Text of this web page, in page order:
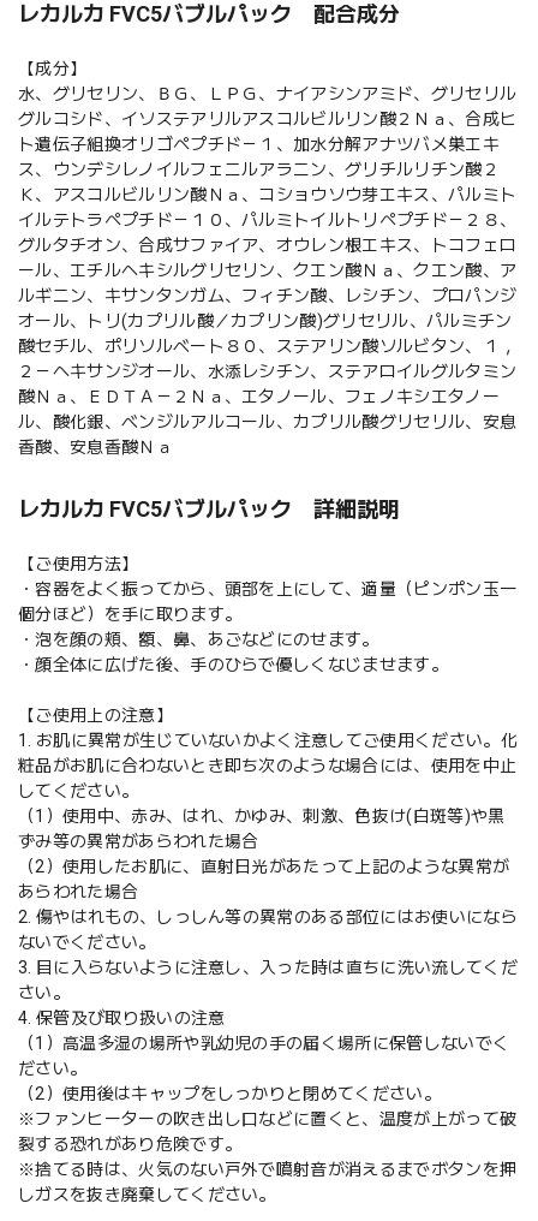
レカルカ FVC5バブルパック 配合成分
【成分】
水、グリセリン、ＢＧ、ＬＰＧ、ナイアシンアミド、グリセリル
グルコシド、イソステアリルアスコルビルリン酸２Ｎａ、合成ヒ
ト遺伝子組換オリゴペプチド－１、加水分解アナツバメ巣エキ
ス、ウンデシレノイルフェニルアラニン、グリチルリチン酸２
Ｋ、アスコルビルリン酸Ｎａ、コショウソウ芽エキス、パルミト
イルテトラペプチド－１０、パルミトイルトリペプチド－２８、
グルタチオン、合成サファイア、オウレン根エキス、トコフェロ
ール、エチルヘキシルグリセリン、クエン酸Ｎａ、クエン酸、ア
ルギニン、キサンタンガム、フィチン酸、レシチン、プロパンジ
オール、トリ(カプリル酸／カプリン酸)グリセリル、パルミチン
酸セチル、ポリソルベート８０、ステアリン酸ソルビタン、１，
２－ヘキサンジオール、水添レシチン、ステアロイルグルタミン
酸Ｎａ、ＥＤＴＡ－２Ｎａ、エタノール、フェノキシエタノー
ル、酸化銀、ベンジルアルコール、カプリル酸グリセリル、安息
香酸、安息香酸Ｎａ
レカルカ FVC5バブルパック 詳細説明
【ご使用方法】
・容器をよく振ってから、頭部を上にして、適量（ピンポン玉一
個分ほど）を手に取ります。
・泡を顔の頬、額、鼻、あごなどにのせます。
・顔全体に広げた後、手のひらで優しくなじませます。
【ご使用上の注意】
1. お肌に異常が生じていないかよく注意してご使用ください。化
粧品がお肌に合わないとき即ち次のような場合には、使用を中止
してください。
（1）使用中、赤み、はれ、かゆみ、刺激、色抜け(白斑等)や黒
ずみ等の異常があらわれた場合
（2）使用したお肌に、直射日光があたって上記のような異常が
あらわれた場合
2. 傷やはれもの、しっしん等の異常のある部位にはお使いになら
ないでください。
3. 目に入らないように注意し、入った時は直ちに洗い流してくだ
さい。
4. 保管及び取り扱いの注意
（1）高温多湿の場所や乳幼児の手の届く場所に保管しないでく
ださい。
（2）使用後はキャップをしっかりと閉めてください。
※ファンヒーターの吹き出し口などに置くと、温度が上がって破
裂する恐れがあり危険です。
※捨てる時は、火気のない戸外で噴射音が消えるまでボタンを押
しガスを抜き廃棄してください。